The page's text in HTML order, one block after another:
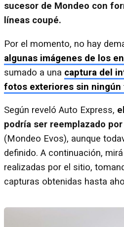
sucesor de Mondeo con
líneas coupé.
Por el momento, no hay
algunas imágenes de los
sumado a una captura del
fotos exteriores sin ningún
Según reveló Auto Express,
podría ser reemplazado por
(Mondeo Evos), aunque
definido. A continuación,
realizadas por el sitio,
capturas obtenidas hasta